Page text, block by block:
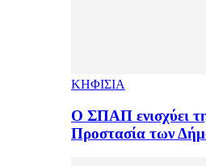
ΚΗΦΙΣΙΑ
Ο ΣΠΑΠ ενισχύει
Προστασία των